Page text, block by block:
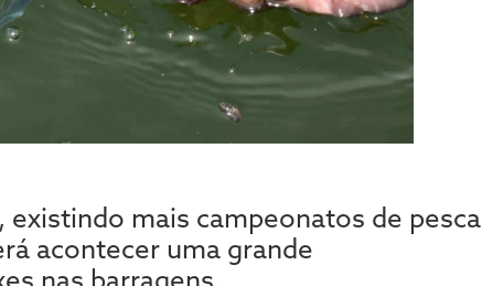
mais campeonatos de pesca
acontecer uma grande